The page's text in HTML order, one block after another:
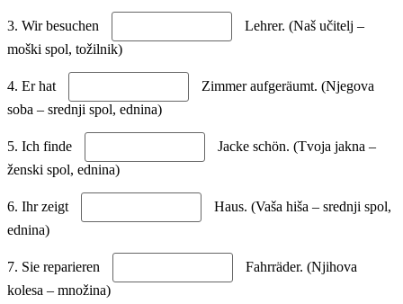
3. Wir besuchen
Lehrer. (Naš učitelj –
moški spol, tožilnik)
4. Er hat
Zimmer aufgeräumt. (Njegova
soba – srednji spol, ednina)
5. Ich finde
Jacke schön. (Tvoja jakna –
ženski spol, ednina)
6. Ihr zeigt
Haus. (Vaša hiša – srednji spol,
ednina)
7. Sie reparieren
Fahrräder. (Njihova
kolesa – množina)